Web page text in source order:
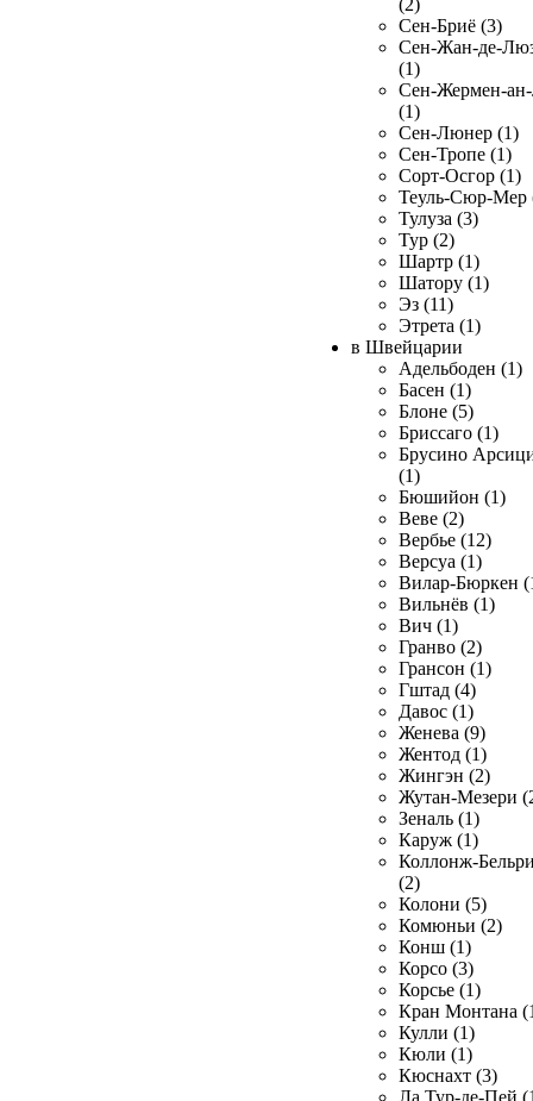
(2)
Сен-Бриё (3)
Сен-Жан-де-
(1)
Сен-Жермен-
(1)
Сен-Люнер (1)
Сен-Тропе (1)
Сорт-Осгор (1)
Теуль-Сюр-Мер
Тулуза (3)
Тур (2)
Шартр (1)
Шатору (1)
Эз (11)
Этрета (1)
в Швейцарии
Адельбоден (1)
Басен (1)
Блоне (5)
Бриссаго (1)
Брусино
(1)
Бюшийон (1)
Веве (2)
Вербье (12)
Версуа (1)
Вилар-Бюркен
Вильнёв (1)
Вич (1)
Гранво (2)
Грансон (1)
Гштад (4)
Давос (1)
Женева (9)
Жентод (1)
Жингэн (2)
Жутан-Мезери
Зеналь (1)
Каруж (1)
Коллонж-
(2)
Колони (5)
Комюньи (2)
Конш (1)
Корсо (3)
Корсье (1)
Кран Монтана
Кулли (1)
Кюли (1)
Кюснахт (3)
Ла Тур-де-Пей